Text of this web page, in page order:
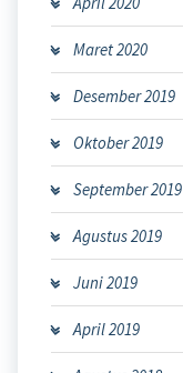
Maret 2020
Desember 2019
Oktober 2019
September 2019
Agustus 2019
Juni 2019
April 2019